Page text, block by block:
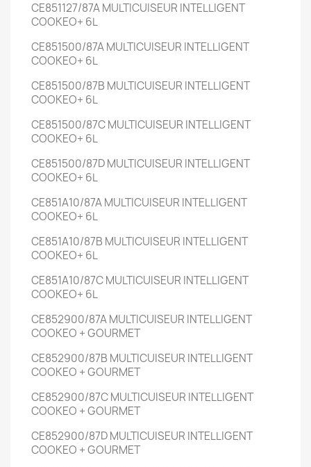
CE851127/87AMULTICUISEUR INTELLIGENT
COOKEO+ 6L
CE851500/87AMULTICUISEUR INTELLIGENT
COOKEO+ 6L
CE851500/87B MULTICUISEUR INTELLIGENT
COOKEO+ 6L
CE851500/87CMULTICUISEUR INTELLIGENT
COOKEO+ 6L
CE851500/87DMULTICUISEUR INTELLIGENT
COOKEO+ 6L
CE851A10/87AMULTICUISEUR INTELLIGENT
COOKEO+ 6L
CE851A10/87B MULTICUISEUR INTELLIGENT
COOKEO+ 6L
CE851A10/87CMULTICUISEUR INTELLIGENT
COOKEO+ 6L
CE852900/87AMULTICUISEUR INTELLIGENT
COOKEO + GOURMET
CE852900/87B MULTICUISEUR INTELLIGENT
COOKEO + GOURMET
CE852900/87CMULTICUISEUR INTELLIGENT
COOKEO + GOURMET
CE852900/87DMULTICUISEUR INTELLIGENT
COOKEO + GOURMET